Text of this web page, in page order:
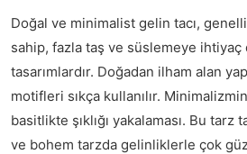
Doğal ve minimalist gelin tacı,
sahip, fazla taş ve süslemeye ihtiyaç
tasarımlardır. Doğadan ilham alan
motifleri sıkça kullanılır.
basitlikte şıklığı yakalaması. Bu
ve bohem tarzda gelinliklerle çok